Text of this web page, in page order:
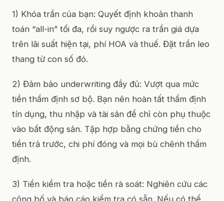
1) Khóa trần của bạn: Quyết định khoản thanh
toán “all-in” tối đa, rồi suy ngược ra trần giá dựa
trên lãi suất hiện tại, phí HOA và thuế. Đặt trần leo
thang từ con số đó.
2) Đảm bảo underwriting đầy đủ: Vượt qua mức
tiền thẩm định sơ bộ. Bạn nên hoàn tất thẩm định
tín dụng, thu nhập và tài sản để chỉ còn phụ thuộc
vào bất động sản. Tập hợp bằng chứng tiền cho
tiền trả trước, chi phí đóng và mọi bù chênh thẩm
định.
3) Tiền kiểm tra hoặc tiền rà soát: Nghiên cứu các
công bố và báo cáo kiểm tra có sẵn. Nếu có thể,